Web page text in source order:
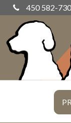
450 582-